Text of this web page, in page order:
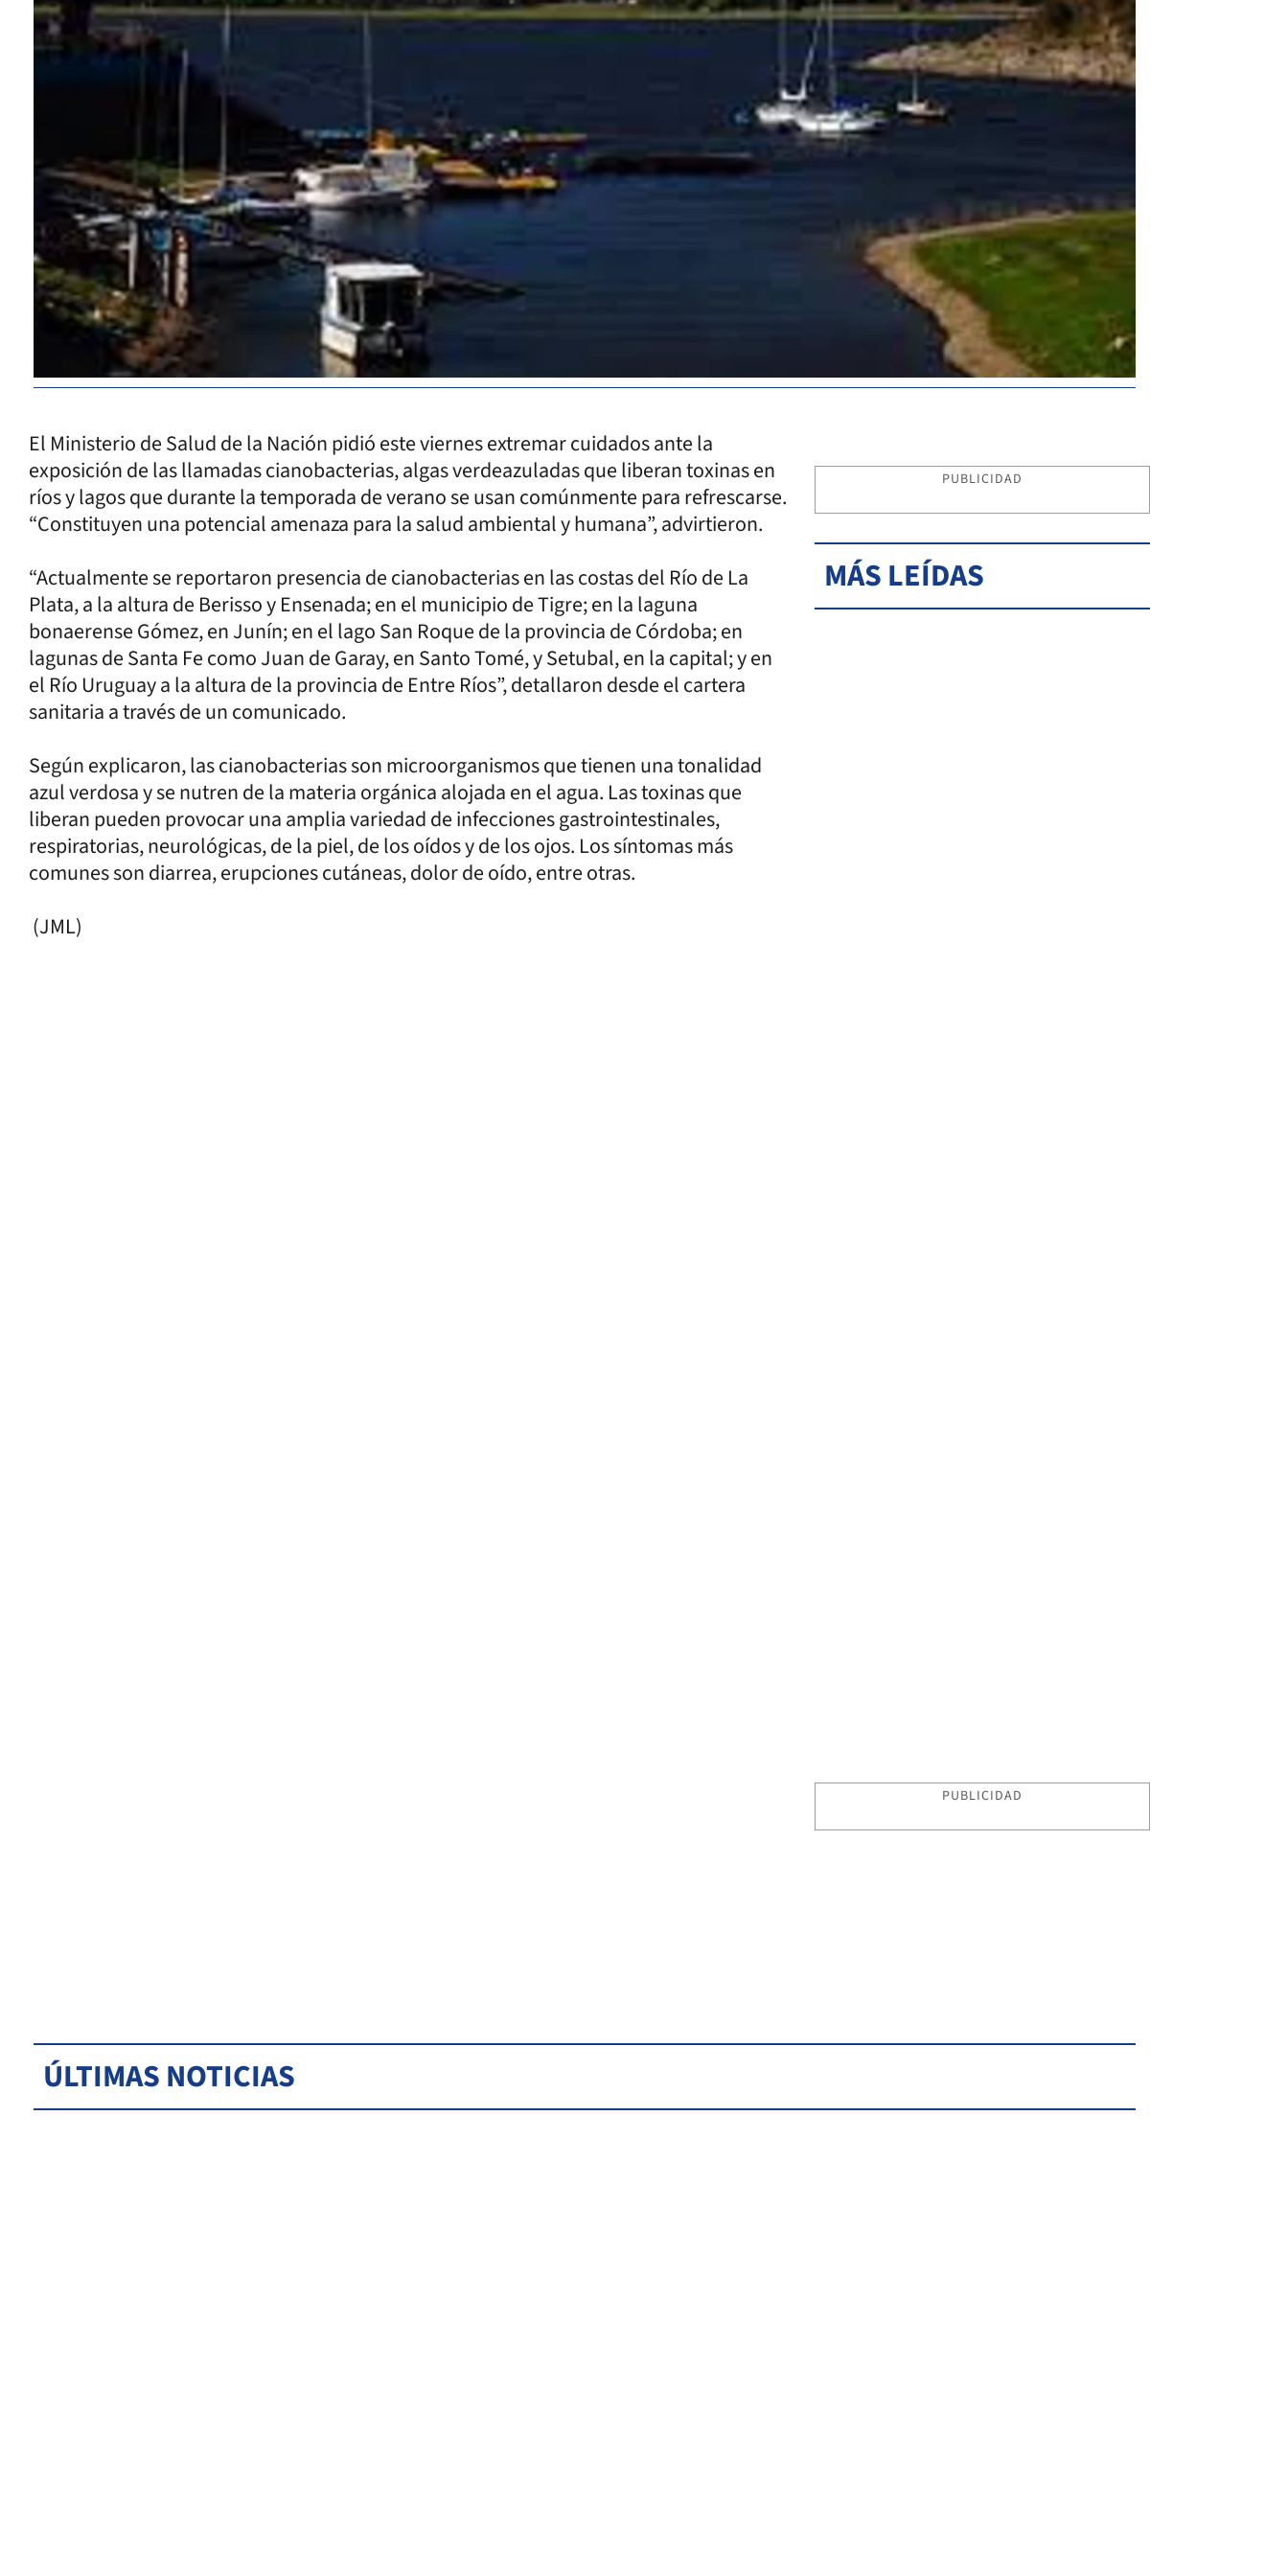
El Ministerio de Salud de la Nación pidió este viernes extremar cuidados ante la
exposición de las llamadas cianobacterias, algas verdeazuladas que liberan toxinas en
ríos y lagos que durante la temporada de verano se usan comúnmente para refrescarse.
“Constituyen una potencial amenaza para la salud ambiental y humana”, advirtieron.
“Actualmente se reportaron presencia de cianobacterias en las costas del Río de La
Plata, a la altura de Berisso y Ensenada; en el municipio de Tigre; en la laguna
bonaerense Gómez, en Junín; en el lago San Roque de la provincia de Córdoba; en
lagunas de Santa Fe como Juan de Garay, en Santo Tomé, y Setubal, en la capital; y en
el Río Uruguay a la altura de la provincia de Entre Ríos”, detallaron desde el cartera
sanitaria a través de un comunicado.
Según explicaron, las cianobacterias son microorganismos que tienen una tonalidad
azul verdosa y se nutren de la materia orgánica alojada en el agua. Las toxinas que
liberan pueden provocar una amplia variedad de infecciones gastrointestinales,
respiratorias, neurológicas, de la piel, de los oídos y de los ojos. Los síntomas más
comunes son diarrea, erupciones cutáneas, dolor de oído, entre otras.
(JML)
PUBLICIDAD
MÁS LEÍDAS
PUBLICIDAD
ÚLTIMAS NOTICIAS